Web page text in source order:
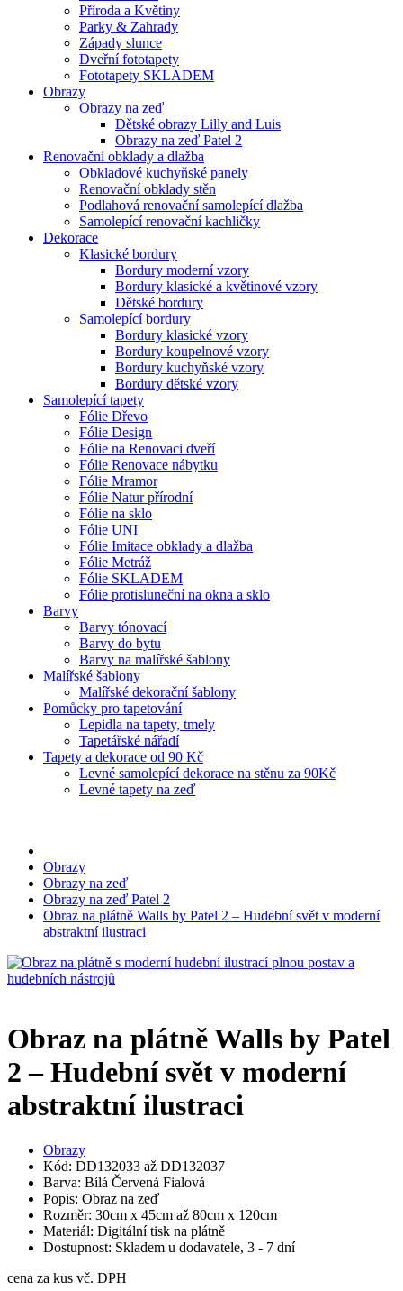
Příroda a Květiny
Parky & Zahrady
Západy slunce
Dveřní fototapety
Fototapety SKLADEM
Obrazy
Obrazy na zeď
Dětské obrazy Lilly and Luis
Obrazy na zeď Patel 2
Renovační obklady a dlažba
Obkladové kuchyňské panely
Renovační obklady stěn
Podlahová renovační samolepící dlažba
Samolepící renovační kachličky
Dekorace
Klasické bordury
Bordury moderní vzory
Bordury klasické a květinové vzory
Dětské bordury
Samolepící bordury
Bordury klasické vzory
Bordury koupelnové vzory
Bordury kuchyňské vzory
Bordury dětské vzory
Samolepící tapety
Fólie Dřevo
Fólie Design
Fólie na Renovaci dveří
Fólie Renovace nábytku
Fólie Mramor
Fólie Natur přírodní
Fólie na sklo
Fólie UNI
Fólie Imitace obklady a dlažba
Fólie Metráž
Fólie SKLADEM
Fólie protisluneční na okna a sklo
Barvy
Barvy tónovací
Barvy do bytu
Barvy na malířské šablony
Malířské šablony
Malířské dekorační šablony
Pomůcky pro tapetování
Lepidla na tapety, tmely
Tapetářské nářadí
Tapety a dekorace od 90 Kč
Levné samolepící dekorace na stěnu za 90Kč
Levné tapety na zeď
Obrazy
Obrazy na zeď
Obrazy na zeď Patel 2
Obraz na plátně Walls by Patel 2 – Hudební svět v moderní
abstraktní ilustraci
Obraz na plátně Walls by Patel
2 – Hudební svět v moderní
abstraktní ilustraci
Obrazy
Kód: DD132033 až DD132037
Barva: Bílá Červená Fialová
Popis: Obraz na zeď
Rozměr: 30cm x 45cm až 80cm x 120cm
Materiál: Digitální tisk na plátně
Dostupnost: Skladem u dodavatele, 3 - 7 dní
cena za kus vč. DPH